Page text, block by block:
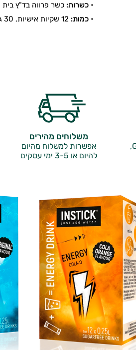
כשרות: כשר פרווה בד"ץ בית
כמות:
משלוחים מהירים
אפשרות למשלוח מהיום
להיום או 3-5 ימי עסקים